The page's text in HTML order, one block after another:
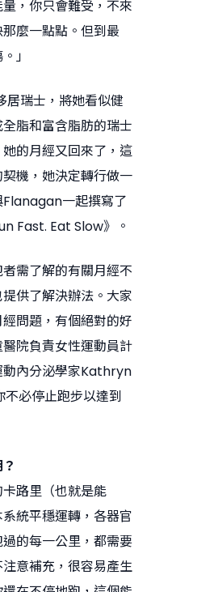
，你只會難受，不來
麼一點點。但到最
」
瑞士，將她看似健
脂和富含脂肪的瑞士
的月經又回來了，這
機，她決定轉行做一
Flanagan一起撰寫了
Fast. Eat Slow》。
需了解的有關月經不
供了解決辦法。大家
問題，有個絕對的好
院負責女性運動員計
動內分泌學家Kathryn
必停止跑步以達到
路里（也就是能
統平穩運轉，各器官
的每一公里，都需要
意補充，很容易產生